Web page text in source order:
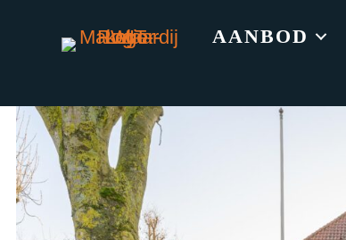
AANBOD